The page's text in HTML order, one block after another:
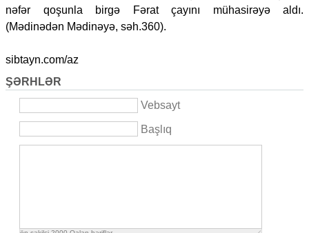
nəfər qoşunla birgə Fərat çayını mühasirəyə aldı.
(Mədinədən Mədinəyə, səh.360).
sibtayn.com/az
ŞƏRHLƏR
Vebsayt
Başlıq